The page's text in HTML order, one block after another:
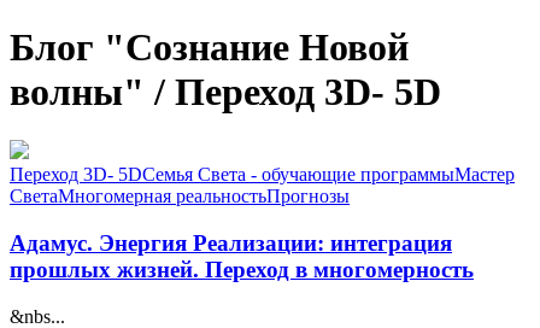
Блог "Сознание Новой
волны" / Переход 3D- 5D
Переход 3D- 5DСемья Света - обучающие программыМастер
СветаМногомерная реальностьПрогнозы
Адамус. Энергия Реализации: интеграция
прошлых жизней. Переход в многомерность
&nbs...